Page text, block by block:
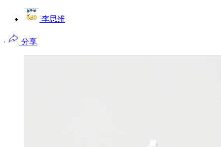
李思维
· 分享